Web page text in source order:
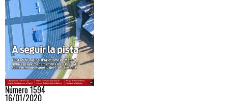
Número 1594
16/01/2020